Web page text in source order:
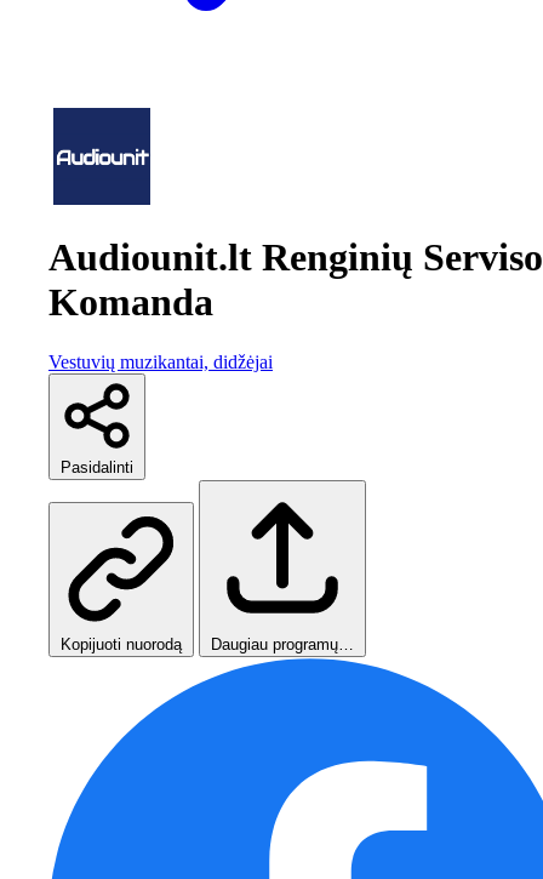
Audiounit.lt Renginių Serviso
Komanda
Vestuvių muzikantai, didžėjai
Pasidalinti
Kopijuoti nuorodą Daugiau programų…